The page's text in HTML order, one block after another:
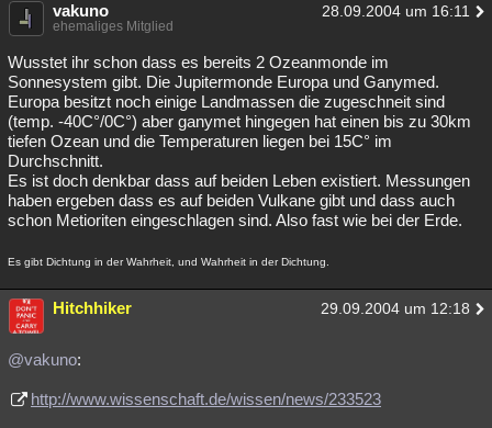
vakuno 28.09.2004 um 16:11
ehemaliges Mitglied
Wusstet ihr schon dass es bereits 2 Ozeanmonde im
Sonnesystem gibt. Die Jupitermonde Europa und Ganymed.
Europa besitzt noch einige Landmassen die zugeschneit sind
(temp. -40C°/0C°) aber ganymet hingegen hat einen bis zu 30km
tiefen Ozean und die Temperaturen liegen bei 15C° im
Durchschnitt.
Es ist doch denkbar dass auf beiden Leben existiert. Messungen
haben ergeben dass es auf beiden Vulkane gibt und dass auch
schon Metioriten eingeschlagen sind. Also fast wie bei der Erde.
Es gibt Dichtung in der Wahrheit, und Wahrheit in der Dichtung.
Hitchhiker 29.09.2004 um 12:18
@vakuno:
http://www.wissenschaft.de/wissen/news/233523